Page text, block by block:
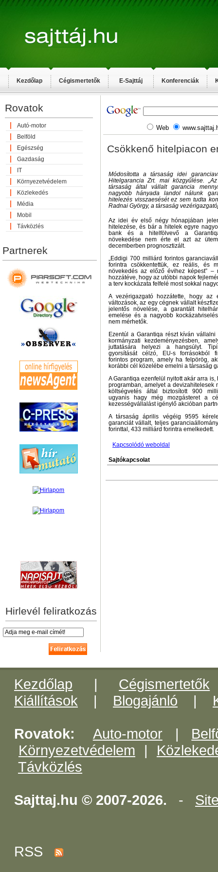
Kezdőlap Cégismertetők E-Sajttáj Konferenciák
Rovatok
Autó-motor
Belföld
Egészség
Gazdaság
IT
Környezetvédelem
Közlekedés
Média
Mobil
Távközlés
Partnerek
Hirlevél feliratkozás
Web
Csökkenő hitelpiacon
Módosította a társaság idei
Hitelgarancia Zrt. mai közgyűlése.
társaság által vállalt garancia
nagyobb hányada landol nálunk
hitelezés visszaesését ez sem tudta
Radnai György, a társaság
Az idei év első négy hónapjában
hitelezése, és bár a hitelek egyre
bank és a hitelfölvevő a
növekedése nem érte el azt az
decemberben prognosztizált.
„Eddigi 700 milliárd forintos
forintra csökkentettük, ez reális, és
növekedés az előző évihez képest” –
hozzátéve, hogy az utóbbi napok
a terv kockázata felfelé most sokkal
A vezérigazgató hozzátette, hogy az
változások, az egy cégnek vállalt
jelentős növelése, a garantált
emelése és a nagyobb
nem mérhetők.
Ezentúl a Garantiqa részt kíván
kormányzati kezdeményezésben,
juttatására helyezi a hangsúlyt.
gyorsítását célzó, EU-s forrásokból
forintos program, amely ha felpörög,
korábbi cél közelébe emelni a társaság
A Garantiqa ezenfelül nyitott akár arra
programban, amelyet a devizahitelesek
költségvetés által biztosított 900
ugyanis hagy még mozgásteret a
kezességvállalást igénylő akcióban
A társaság április végéig 9595
garanciát vállalt, teljes
forinttal, 433 milliárd forintra emelkedett.
Kapcsolódó weboldal
Sajtókapcsolat
Kezdőlap | Cégismertetők
Kiállítások | Blogajánló |
Rovatok: Auto-motor|
Környezetvédelem |
Távközlés
Sajttaj.hu © 2007-2026. -
RSS